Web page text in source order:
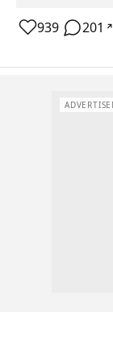
939 201 ↗